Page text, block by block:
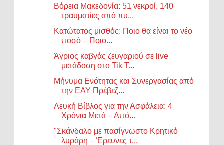
Βόρεια Μακεδονία: 51 νεκροί, 140
τραυματίες από πυ...
Κατώτατος μισθός: Ποιο θα είναι το νέο
ποσό – Ποιο...
Άγριος καβγάς ζευγαριού σε live
μετάδοση στο Tik T...
Μήνυμα Ενότητας και Συνεργασίας από
την ΕΑΥ Πρέβεζ...
Λευκή Βίβλος για την Ασφάλεια: 4
Χρόνια Μετά – Από...
"Σκάνδαλο με πασίγνωστο Κρητικό
λυράρη – Έρευνες τ...